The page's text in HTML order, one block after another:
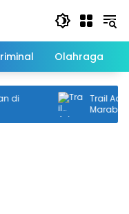
Olahraga
di
Trail